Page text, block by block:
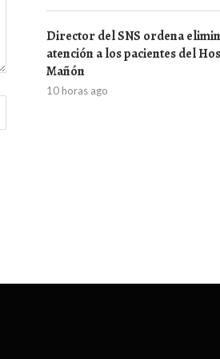
Director del SNS ordena
atención a los pacientes del
Mañón
10 horas ago